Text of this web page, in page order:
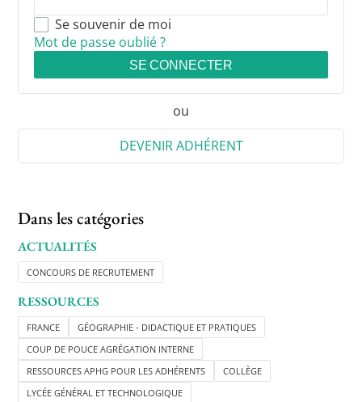
Se souvenir de moi
Mot de passe oublié ?
SE CONNECTER
ou
DEVENIR ADHÉRENT
Dans les catégories
ACTUALITÉS
CONCOURS DE RECRUTEMENT
RESSOURCES
FRANCE
GÉOGRAPHIE - DIDACTIQUE ET PRATIQUES
COUP DE POUCE AGRÉGATION INTERNE
RESSOURCES APHG POUR LES ADHÉRENTS
COLLÈGE
LYCÉE GÉNÉRAL ET TECHNOLOGIQUE